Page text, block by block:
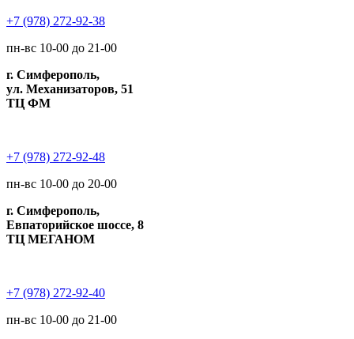
+7 (978) 272-92-38
пн-вс 10-00 до 21-00
г. Симферополь,
ул. Механизаторов, 51
ТЦ ФМ
+7 (978) 272-92-48
пн-вс 10-00 до 20-00
г. Симферополь,
Евпаторийское шоссе, 8
ТЦ МЕГАНОМ
+7 (978) 272-92-40
пн-вс 10-00 до 21-00